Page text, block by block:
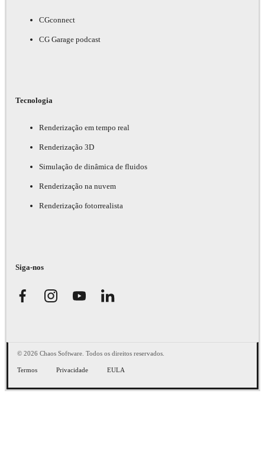
CGconnect
CG Garage podcast
Tecnologia
Renderização em tempo real
Renderização 3D
Simulação de dinâmica de fluidos
Renderização na nuvem
Renderização fotorrealista
Siga-nos
© 2026 Chaos Software. Todos os direitos reservados.
Termos Privacidade EULA